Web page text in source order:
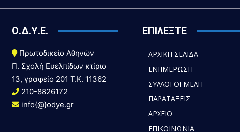
Ο.Δ.Υ.Ε.
Πρωτοδικείο Αθηνών
Π. Σχολή Ευελπίδων κτίριο
13, γραφείο 201 T.K. 11362
210-8826172
info{@}odye.gr
ΕΠΙΛΕΞΤΕ
ΑΡΧΙΚΗ ΣΕΛΙΔΑ
ΕΝΗΜΕΡΩΣΗ
ΣΥΛΛΟΓΟΙ ΜΕΛΗ
ΠΑΡΑΤΑΞΕΙΣ
ΑΡΧΕΙΟ
ΕΠΙΚΟΙΝΩΝΙΑ